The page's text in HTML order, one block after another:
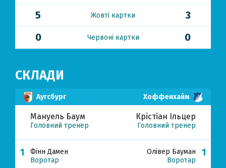
5
Жовті картки
3
0
Червоні картки 0
СКЛАДИ
Аугсбург Хоффенхайм
Мануель Баум
Головний тренер
1
Фінн Дамен
Воротар
Крістіан Ільцер
Головний тренер
1
Олівер Бауман
Воротар